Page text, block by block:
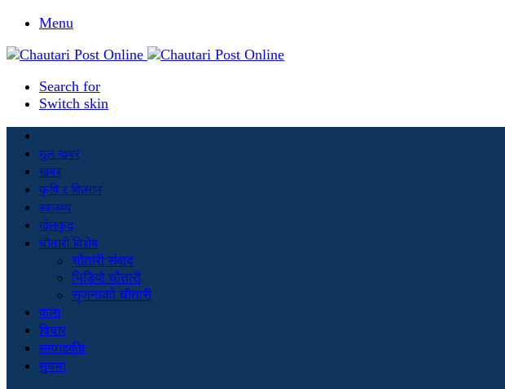
Menu
Search for
Switch skin
मूल खबर
खबर
कृषि र किसान
स्वास्थ्य
खेलकुद
चौतारी विशेष
चौतारी संवाद
भिडियो चौतारी
सृजनाको चौतारी
कला
विचार
सम्पादकीय
सुचना